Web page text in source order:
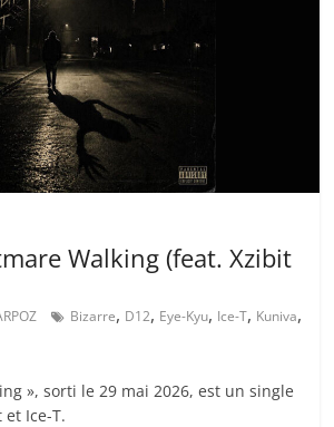
Walking (feat. Xzibit
Bizarre, D12, Eye-Kyu, Ice-T, Kuniva,
», sorti le 29 mai 2026, est un single
et Ice-T.